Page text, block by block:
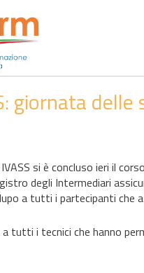
giornata
si è concluso ieri il
degli Intermediari
lupo a tutti i partecipanti
tutti i tecnici che hanno